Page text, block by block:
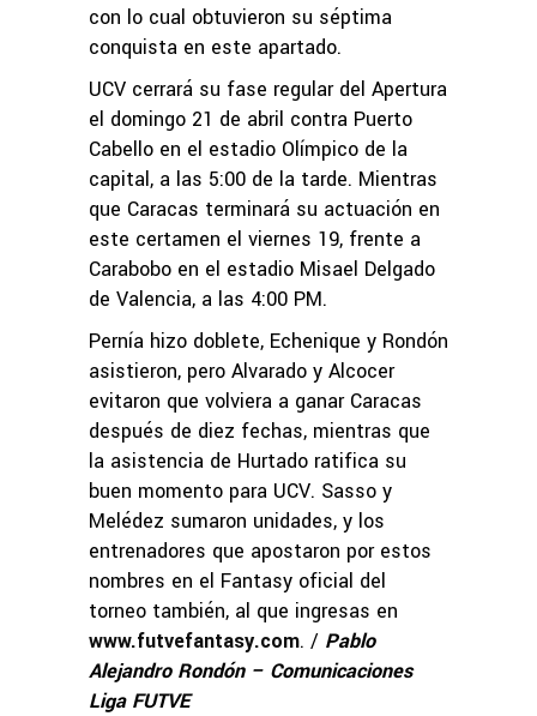
con lo cual obtuvieron su séptima
conquista en este apartado.
UCV cerrará su fase regular del Apertura
el domingo 21 de abril contra Puerto
Cabello en el estadio Olímpico de la
capital, a las 5:00 de la tarde. Mientras
que Caracas terminará su actuación en
este certamen el viernes 19, frente a
Carabobo en el estadio Misael Delgado
de Valencia, a las 4:00 PM.
Pernía hizo doblete, Echenique y Rondón
asistieron, pero Alvarado y Alcocer
evitaron que volviera a ganar Caracas
después de diez fechas, mientras que
la asistencia de Hurtado ratifica su
buen momento para UCV. Sasso y
Melédez sumaron unidades, y los
entrenadores que apostaron por estos
nombres en el Fantasy oficial del
torneo también, al que ingresas en
www.futvefantasy.com. / Pablo
Alejandro Rondón – Comunicaciones
Liga FUTVE